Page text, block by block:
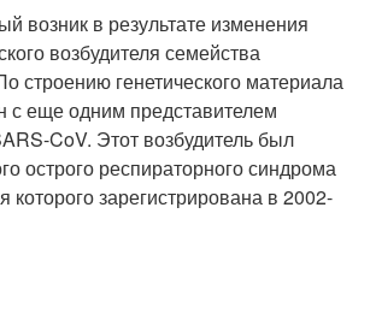
возник в результате изменения
возбудителя семейства
строению генетического материала
с еще одним представителем
CoV. Этот возбудитель был
острого респираторного синдрома
зарегистрирована в 2002-